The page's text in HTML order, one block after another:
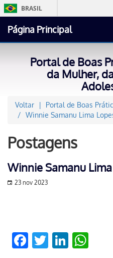
BRASIL
Página Principal
Portal de Boas
da Mulher,
Voltar Portal de Boas
Winnie Samanu Lima
Postagens
Winnie Samanu
23 nov 2023
Facebook
Twitter